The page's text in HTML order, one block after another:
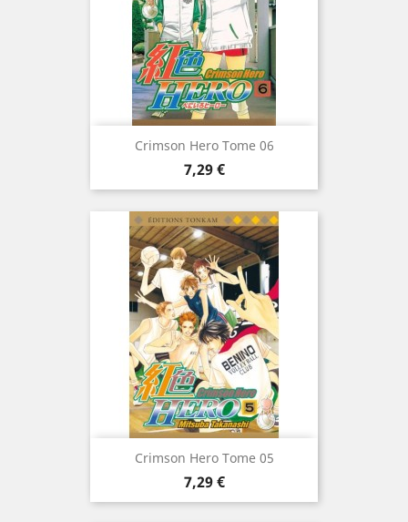
Crimson Hero Tome 06
Prix
7,29 €
Crimson Hero Tome 05
Prix
7,29 €